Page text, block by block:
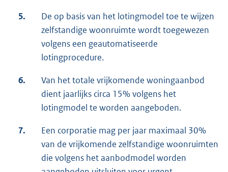
5.
De op basis van het lotingmodel toe te wijzen
zelfstandige woonruimte wordt toegewezen
volgens een geautomatiseerde
lotingprocedure.
6.
Van het totale vrijkomende woningaanbod
dient jaarlijks circa 15% volgens het
lotingmodel te worden aangeboden.
7.
Een corporatie mag per jaar maximaal 30%
van de vrijkomende zelfstandige woonruimten
die volgens het aanbodmodel worden